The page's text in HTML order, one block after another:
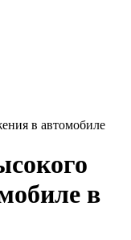
в автомобиле
в